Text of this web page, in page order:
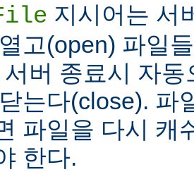
지시어는 서
고(open) 파일
버 종료시 자
는다(close). 파
파일을 다시 캐
한다.